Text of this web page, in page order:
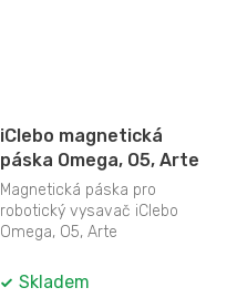
iClebo magnetická
páska Omega, O5, Arte
Magnetická páska pro
robotický vysavač iClebo
Omega, O5, Arte
Skladem